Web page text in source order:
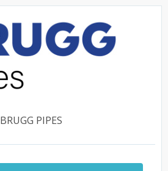
BRUGG PIPES